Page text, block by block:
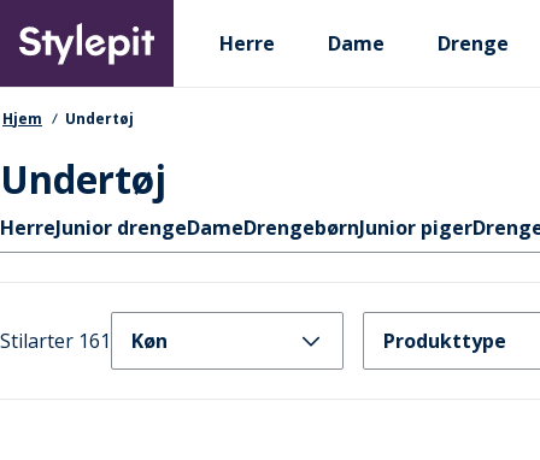
main
content
Primary departments
Herre Dame Drenge
navigationssti
Hjem Undertøj
Undertøj
Hurtige links
HerreJunior drengeDameDrengebørnJunior piger
Stilarter 161 Køn Produkttype